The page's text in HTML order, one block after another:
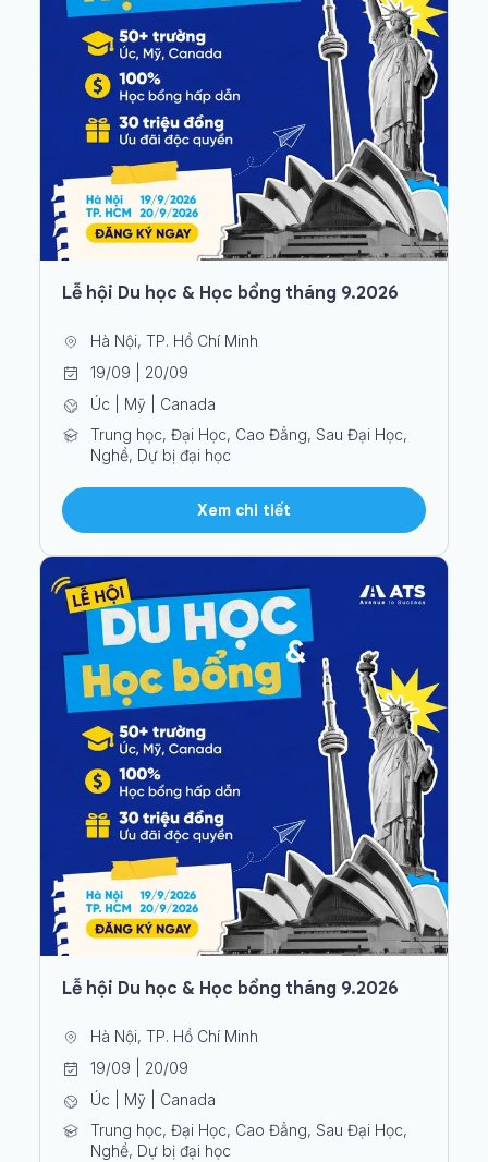
Lễ hội Du học & Học bổng tháng 9.2026
Hà Nội, TP. Hồ Chí Minh
19/09 | 20/09
Úc | Mỹ | Canada
Trung học, Đại Học, Cao Đẳng, Sau Đại Học,
Nghề, Dự bị đại học
Xem chi tiết
Lễ hội Du học & Học bổng tháng 9.2026
Hà Nội, TP. Hồ Chí Minh
19/09 | 20/09
Úc | Mỹ | Canada
Trung học, Đại Học, Cao Đẳng, Sau Đại Học,
Nghề, Dự bị đại học